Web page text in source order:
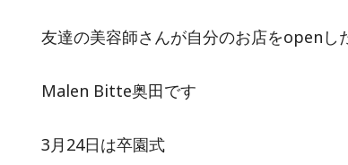
友達の美容師さんが自分のお店をopenし
Malen Bitte奥田です
3月24日は卒園式